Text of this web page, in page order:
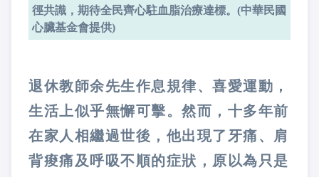
徑共識，期待全民齊心駐血脂治療達標。(中華民國
心臟基金會提供)
退休教師余先生作息規律、喜愛運動，
生活上似乎無懈可擊。然而，十多年前
在家人相繼過世後，他出現了牙痛、肩
背痠痛及呼吸不順的症狀，原以為只是